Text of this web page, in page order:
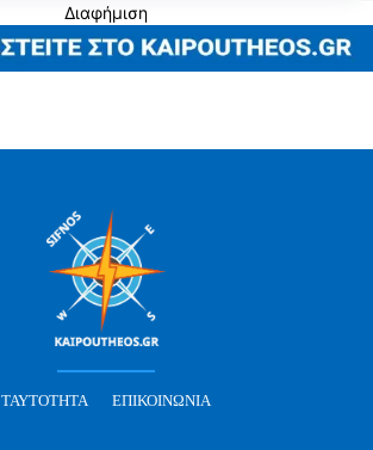
Διαφήμιση
ΤΑΥΤΌΤΗΤΑ ΕΠΙΚΟΙΝΩΝΊΑ